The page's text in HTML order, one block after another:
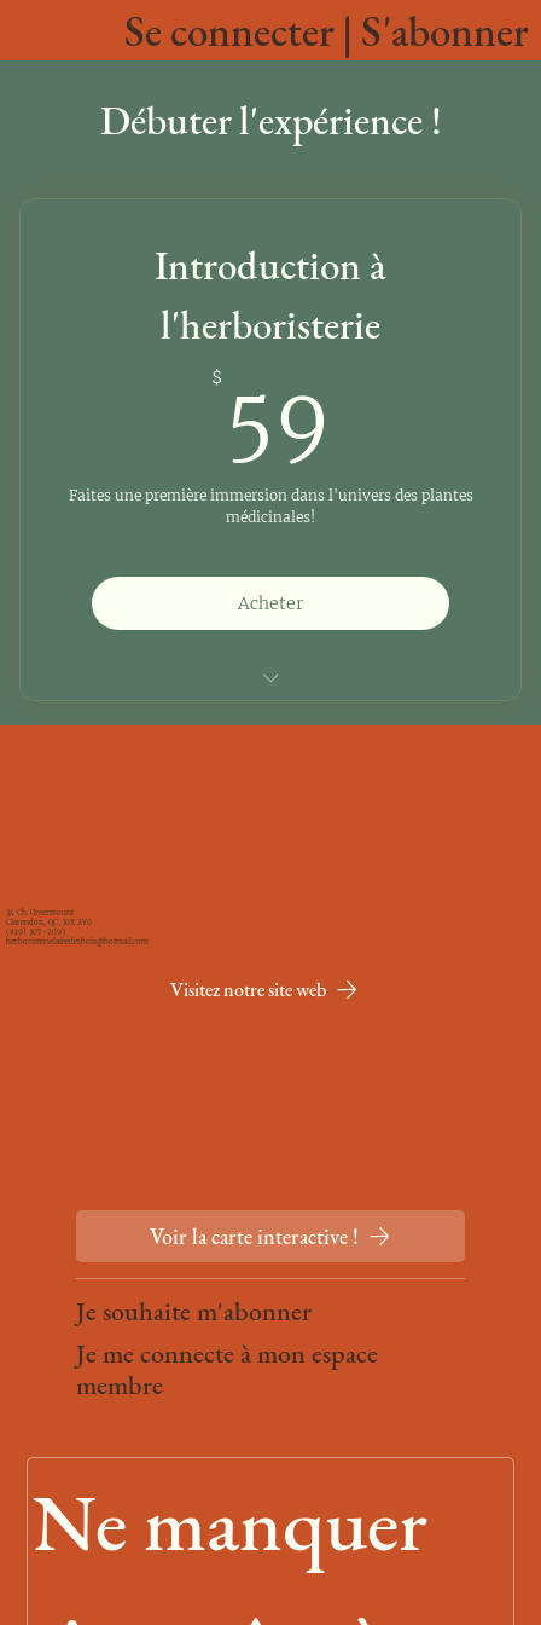
Se connecter | S'abonner
Débuter l'expérience !
Introduction à
l'herboristerie
$ 59
Faites une première immersion dans l'univers des plantes
médicinales!
Acheter
34 Ch. Greermount
Clarendon, QC, J0X 2Y0
(819) 307-2093
herboristerielafeedesbois@hotmail.com
Visitez notre site web
Voir la carte interactive !
Je souhaite m'abonner
Je me connecte à mon espace
membre
Ne manquer